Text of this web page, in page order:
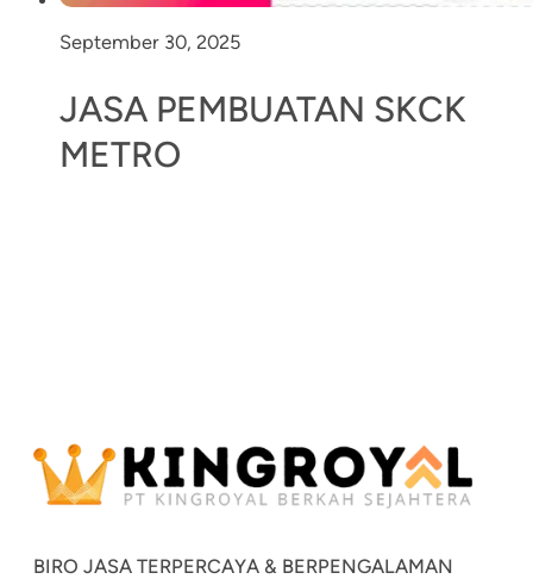
September 30, 2025
JASA PEMBUATAN SKCK
METRO
BIRO JASA TERPERCAYA & BERPENGALAMAN